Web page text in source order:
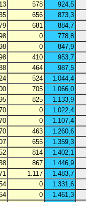
578
924,5
656
873,3
681
884,7
0
778,8
0
847,9
410
953,7
464
987,5
524
1.044,4
705
1.066,0
825
1.133,9
0
1.022,4
0
1.107,4
463
1.260,6
655
1.359,3
814
1.402,1
867
1.446,9
1.117
1.483,7
0
1.331,6
0
1.461,3